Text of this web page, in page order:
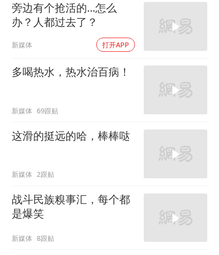
旁边有个抢活的…怎么
办？人都过去了？
新媒体 打开APP
多喝热水，热水治百病！
新媒体 69跟贴
这滑的挺远的哈，棒棒哒
新媒体 2跟贴
战斗民族糗事汇，每个都
是爆笑
新媒体 8跟贴